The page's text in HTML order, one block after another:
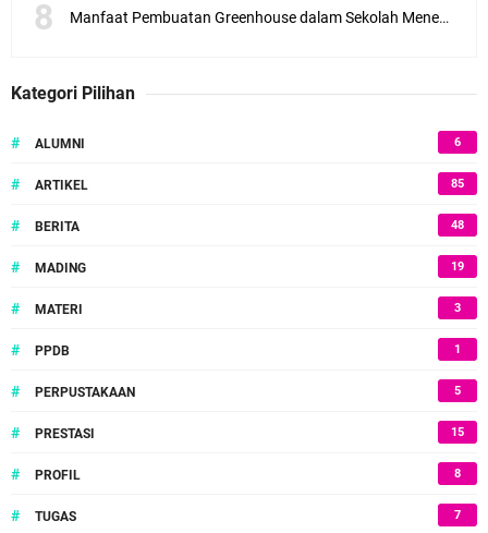
Manfaat Pembuatan Greenhouse dalam Sekolah Menengah Pertama sebagai Penerapan Sekolah Adiwiyata
Kategori Pilihan
# ALUMNI 6
# ARTIKEL 85
# BERITA 48
# MADING 19
# MATERI 3
# PPDB 1
# PERPUSTAKAAN 5
# PRESTASI 15
# PROFIL 8
# TUGAS 7